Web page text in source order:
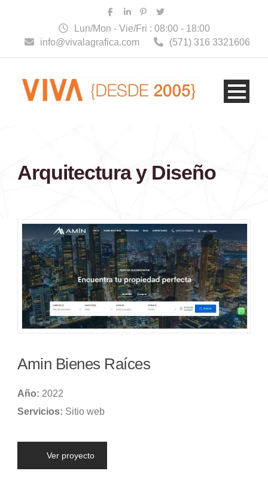
Lun/Mon - Vie/Fri : 08:00 - 18:00
info@vivalagrafica.com
(571) 316 3321606
Arquitectura y Diseño
Amin Bienes Raíces
Año: 2022
Servicios: Sitio web
Ver proyecto